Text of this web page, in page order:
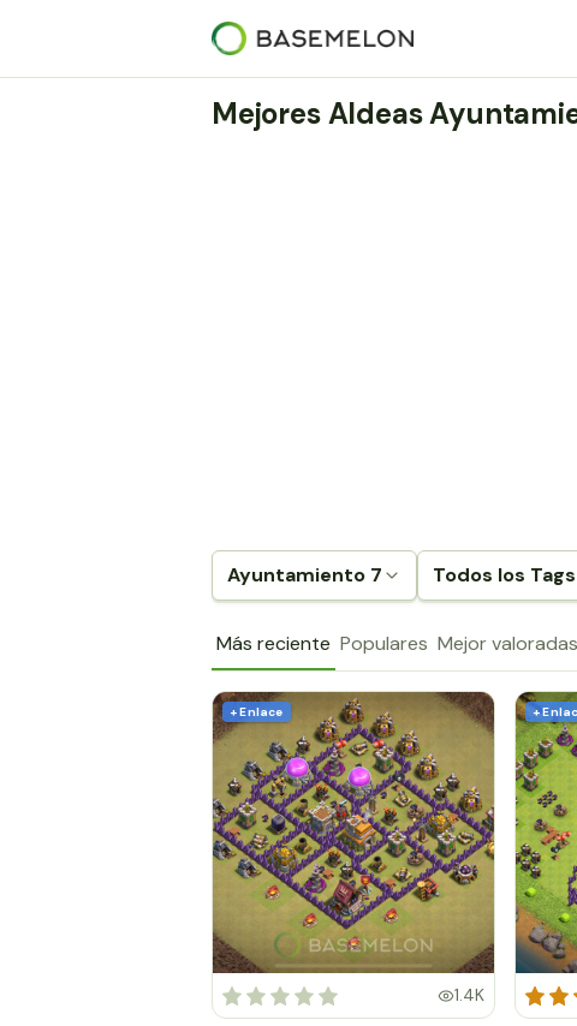
Mejores Aldeas
Ayuntamiento 7 Todos los Tags
Más reciente Populares Mejor valoradas
+ Enlace
1.4K
+